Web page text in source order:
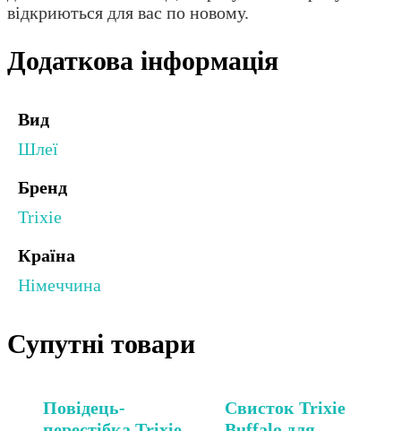
відкриються для вас по новому.
Додаткова інформація
Вид
Шлеї
Бренд
Trixie
Країна
Німеччина
Супутні товари
Повідець-
Свисток Trixie